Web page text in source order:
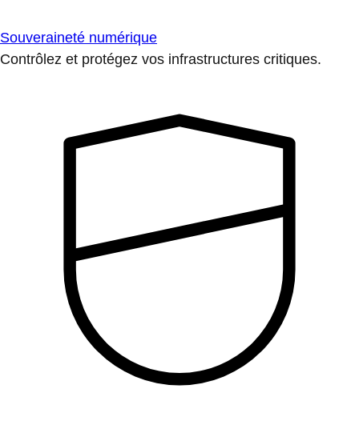
Souveraineté numérique
Contrôlez et protégez vos infrastructures critiques.